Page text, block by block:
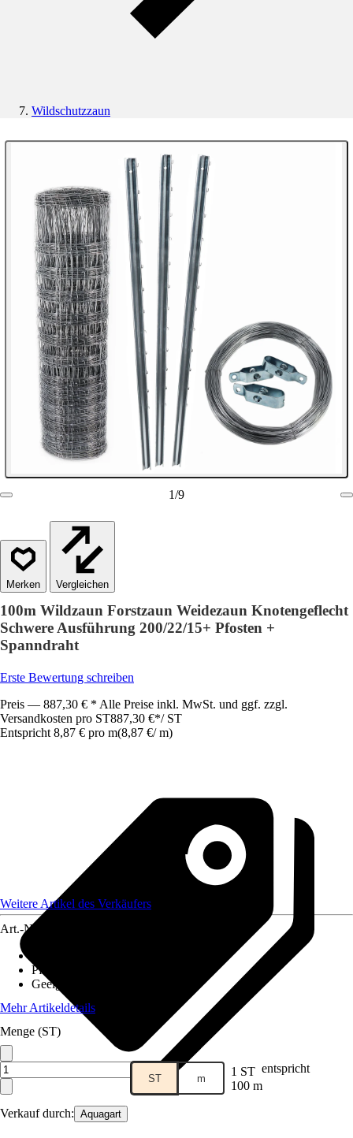
Wildschutzzaun
1/9
Vergleichen
100m Wildzaun Forstzaun Weidezaun Knotengeflecht
Schwere Ausführung 200/22/15+ Pfosten +
Spanndraht
Erste Bewertung schreiben
Preis — 887,30 € * Alle Preise inkl. MwSt. und ggf. zzgl.
Versandkosten pro ST887,30 €*/ ST
Entspricht 8,87 € pro m(8,87 €/ m)
Verkauf durch: Aquagart
Weitere Artikel des Verkäufers
Art.-Nr.
Pfostenstärke
Geeignet für
Mehr Artikeldetails
Menge (ST)
ST m 1 ST entspricht
100 m